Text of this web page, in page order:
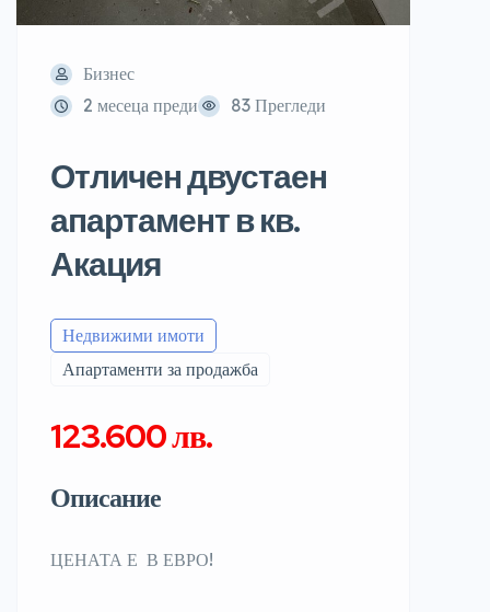
Бизнес
2 месеца преди
83 Прегледи
Отличен двустаен
апартамент в кв.
Акация
Недвижими имоти
Апартаменти за продажба
123.600 лв.
Описание
ЦЕНАТА Е В ЕВРО!